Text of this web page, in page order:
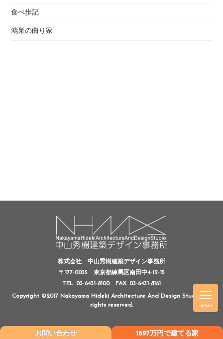
MENU
食べ歩記
鴻巣の曲り家
お問い合わせ 1897万円で建てる家
株式会社 中山秀樹建築デザイン事務所
〒177-0035 東京都練馬区南田中4-12-15
TEL. 03-6431-8100
FAX. 03-6431-8161
Copyright ©2017 Nakayama Hideki Architecture And Design Studio, All
rights reserved.